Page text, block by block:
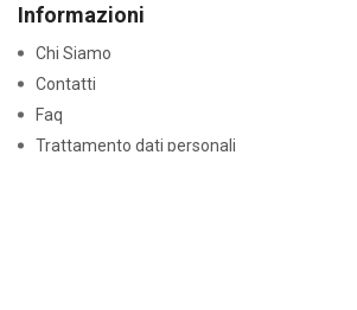
Informazioni
Chi Siamo
Contatti
Faq
Trattamento dati personali